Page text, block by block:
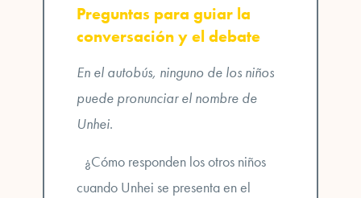
Preguntas para guiar la
conversación y el debate
En el autobús, ninguno de los niños
puede pronunciar el nombre de
Unhei.
¿Cómo responden los otros niños
cuando Unhei se presenta en el